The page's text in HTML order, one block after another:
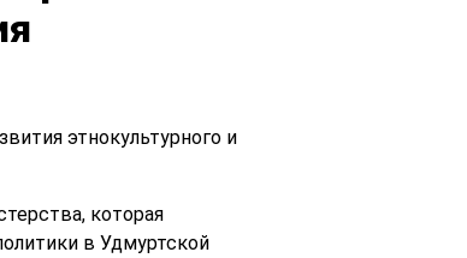
этнокультурного и
которая
в Удмуртской